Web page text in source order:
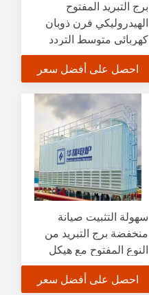
برج التبريد المفتوح
الهيدروليكي فرن ذوبان
كهربائي متوسط التردد
احصل على أفضل سعر
سهولة التثبيت صيانة
منخفضة برج التبريد من
النوع المفتوح مع هيكل
بسيط
احصل على أفضل سعر